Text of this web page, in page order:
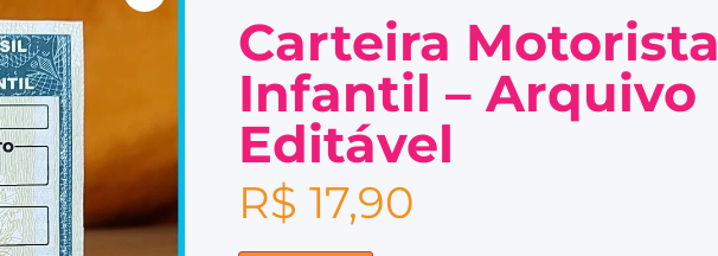
Carteira Motorista
Infantil – Arquivo
Editável
R$ 17,90